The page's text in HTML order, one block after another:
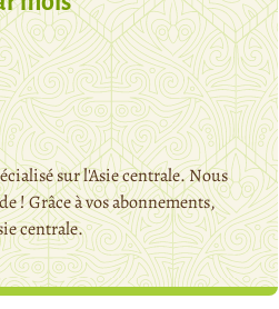
sur l'Asie centrale. Nous
! Grâce à vos abonnements,
centrale.